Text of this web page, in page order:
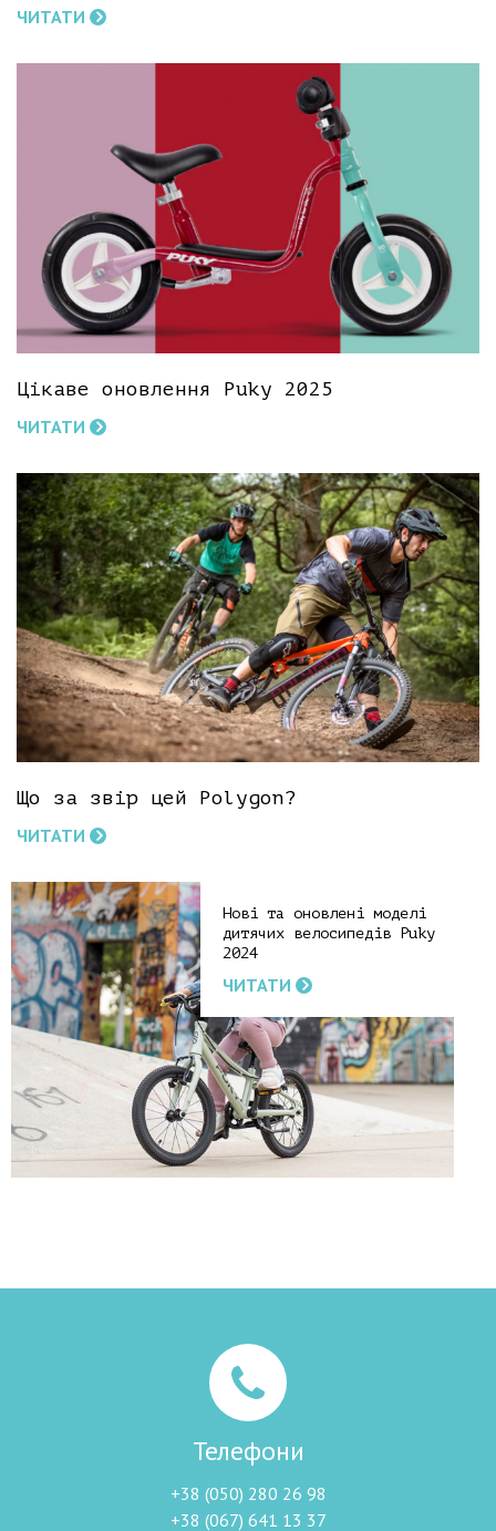
ЧИТАТИ
Цікаве оновлення Puky 2025
ЧИТАТИ
Що за звір цей Polygon?
ЧИТАТИ
Нові та оновлені моделі
дитячих велосипедів Puky
2024
ЧИТАТИ
Телефони
+38 (050) 280 26 98
+38 (067) 641 13 37